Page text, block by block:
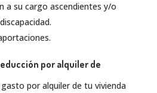
a su cargo ascendientes y/o
por alquiler de
por alquiler de tu vivienda